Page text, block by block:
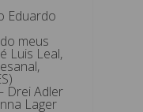
Eduardo
meus
Luis Leal,
Drei Adler
Lager